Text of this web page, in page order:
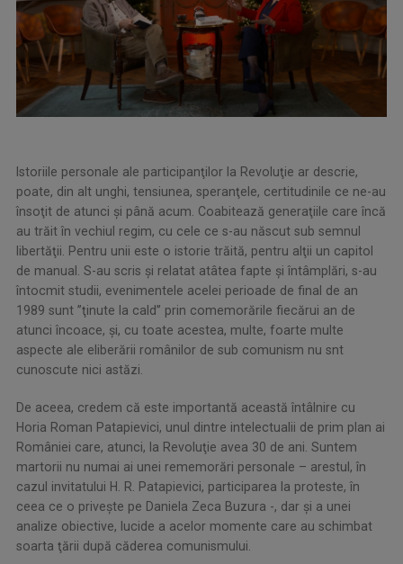
Istoriile personale ale participanţilor la Revoluţie ar descrie,
poate, din alt unghi, tensiunea, speranţele, certitudinile ce ne-au
însoţit de atunci şi până acum. Coabitează generaţiile care încă
au trăit în vechiul regim, cu cele ce s-au născut sub semnul
libertăţii. Pentru unii este o istorie trăită, pentru alţii un capitol
de manual. S-au scris şi relatat atâtea fapte şi întâmplări, s-au
întocmit studii, evenimentele acelei perioade de final de an
1989 sunt ’’ţinute la cald’’ prin comemorările fiecărui an de
atunci încoace, şi, cu toate acestea, multe, foarte multe
aspecte ale eliberării românilor de sub comunism nu snt
cunoscute nici astăzi.
De aceea, credem că este importantă această întâlnire cu
Horia Roman Patapievici, unul dintre intelectualii de prim plan ai
României care, atunci, la Revoluţie avea 30 de ani. Suntem
martorii nu numai ai unei rememorări personale – arestul, în
cazul invitatului H. R. Patapievici, participarea la proteste, în
ceea ce o priveşte pe Daniela Zeca Buzura -, dar şi a unei
analize obiective, lucide a acelor momente care au schimbat
soarta ţării după căderea comunismului.